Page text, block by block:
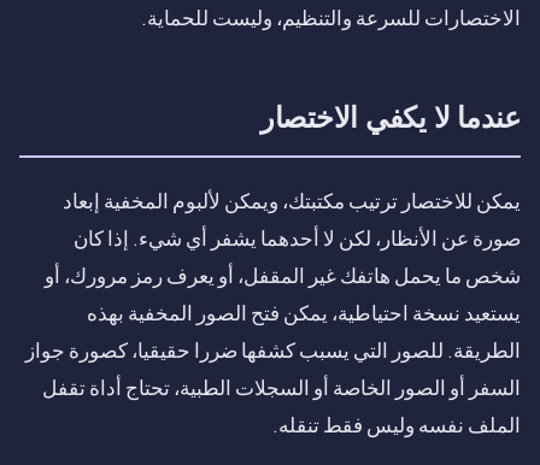
الاختصارات للسرعة والتنظيم، وليست للحماية.
عندما لا يكفي الاختصار
يمكن للاختصار ترتيب مكتبتك، ويمكن لألبوم المخفية إبعاد
صورة عن الأنظار، لكن لا أحدهما يشفر أي شيء. إذا كان
شخص ما يحمل هاتفك غير المقفل، أو يعرف رمز مرورك، أو
يستعيد نسخة احتياطية، يمكن فتح الصور المخفية بهذه
الطريقة. للصور التي يسبب كشفها ضررا حقيقيا، كصورة جواز
السفر أو الصور الخاصة أو السجلات الطبية، تحتاج أداة تقفل
الملف نفسه وليس فقط تنقله.